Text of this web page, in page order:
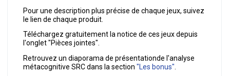
Pour une description plus précise de chaque jeux, suivez
le lien de chaque produit.
Téléchargez gratuitement la notice de ces jeux depuis
l'onglet "Pièces jointes".
Retrouvez un diaporama de présentationde l'analyse
métacognitive SRC dans la section "Les bonus"